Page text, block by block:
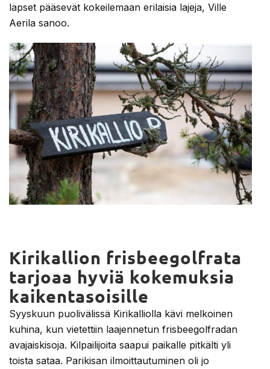
lapset pääsevät kokeilemaan erilaisia lajeja, Ville
Aerila sanoo.
Kirikallion frisbeegolfrata
tarjoaa hyviä kokemuksia
kaikentasoisille
Syyskuun puolivälissä Kirikalliolla kävi melkoinen
kuhina, kun vietettiin laajennetun frisbeegolfradan
avajaiskisoja. Kilpailijoita saapui paikalle pitkälti yli
toista sataa. Parikisan ilmoittautuminen oli jo